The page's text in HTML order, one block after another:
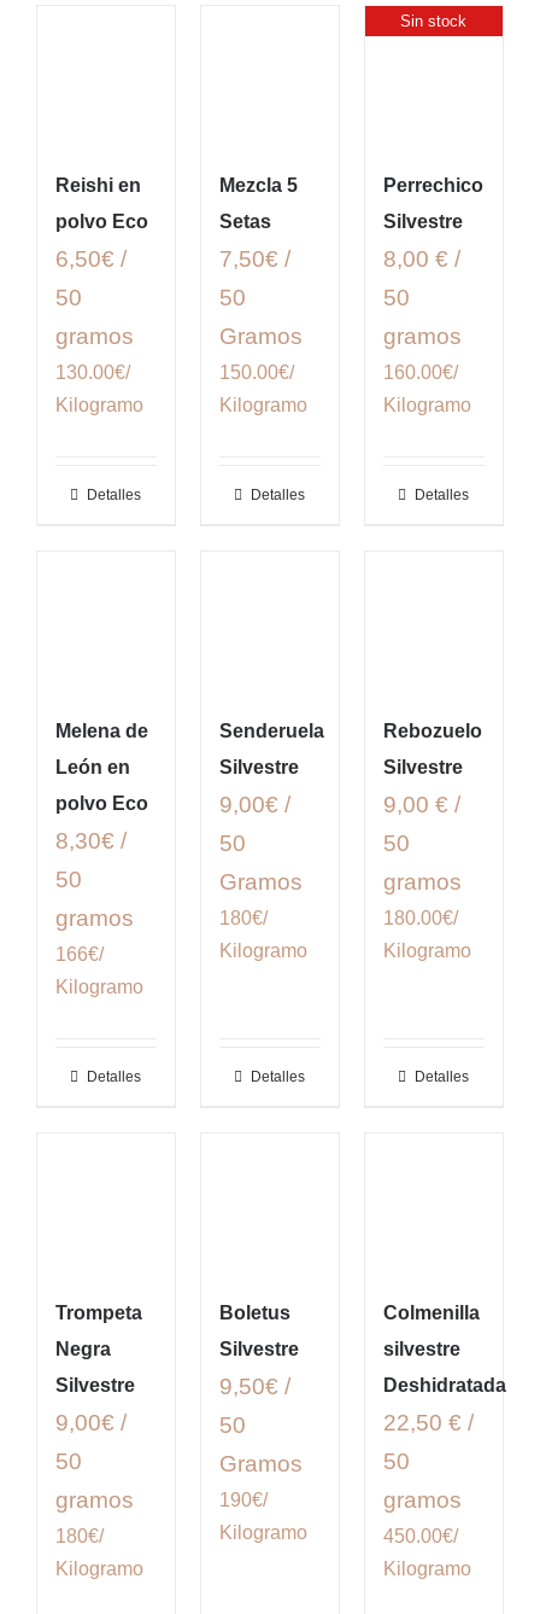
Reishi en
polvo Eco
6,50€ /
50
gramos
130.00€/
Kilogramo
Detalles
Mezcla 5
Setas
7,50€ /
50
Gramos
150.00€/
Kilogramo
Detalles
Sin stock
Perrechico
Silvestre
8,00 € /
50
gramos
160.00€/
Kilogramo
Detalles
Melena de
León en
polvo Eco
8,30€ /
50
gramos
166€/
Kilogramo
Detalles
Senderuela
Silvestre
9,00€ /
50
Gramos
180€/
Kilogramo
Detalles
Rebozuelo
Silvestre
9,00 € /
50
gramos
180.00€/
Kilogramo
Detalles
Trompeta
Negra
Silvestre
9,00€ /
50
gramos
180€/
Kilogramo
Boletus
Silvestre
9,50€ /
50
Gramos
190€/
Kilogramo
Colmenilla
silvestre
Deshidratada
22,50 € /
50
gramos
450.00€/
Kilogramo